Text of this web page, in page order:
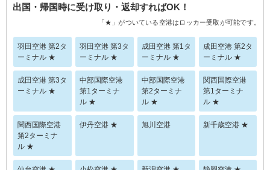
出国・帰国時に受け取り・返却すればOK！
「★」がついている空港はロッカー受取が可能です。
羽田空港 第2タ
ーミナル ★
羽田空港 第3タ
ーミナル ★
成田空港 第1タ
ーミナル ★
成田空港 第2タ
ーミナル ★
成田空港 第3タ
ーミナル ★
中部国際空港
第1ターミナ
ル ★
中部国際空港
第2ターミナ
ル ★
関西国際空港
第1ターミナ
ル ★
関西国際空港
第2ターミナ
ル ★
伊丹空港 ★ 旭川空港 新千歳空港 ★